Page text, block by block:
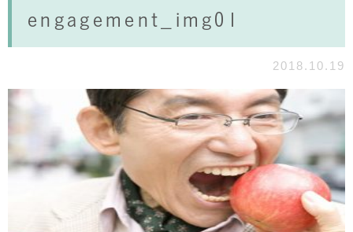
engagement_img01
2018.10.19